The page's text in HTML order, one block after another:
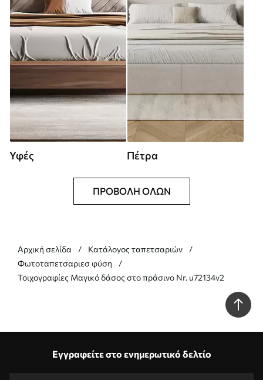
Υφές Πέτρα
ΠΡΟΒΟΛΉ ΌΛΩΝ
Αρχική σελίδα
Κατάλογος ταπετσαριών
Φωτοταπετσαριεσ φύση
Τοιχογραφίες Μαγικό δάσος στο πράσινο Nr. u72134v2
Εγγραφείτε στο ενημερωτικό δελτίο